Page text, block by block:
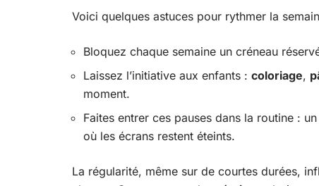
Voici quelques astuces pour rythmer la
Bloquez chaque semaine un créneau
Laissez l’initiative aux enfants : coloriage,
moment.
Faites entrer ces pauses dans la routine :
où les écrans restent éteints.
La régularité, même sur de courtes durées,